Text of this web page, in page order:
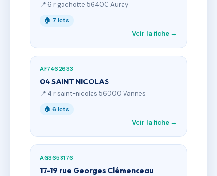
📍 6 r gachotte 56400 Auray
🏠 7 lots
Voir la fiche →
AF7462633
04 SAINT NICOLAS
📍 4 r saint-nicolas 56000 Vannes
🏠 6 lots
Voir la fiche →
AG3658176
17-19 rue Georges Clémenceau